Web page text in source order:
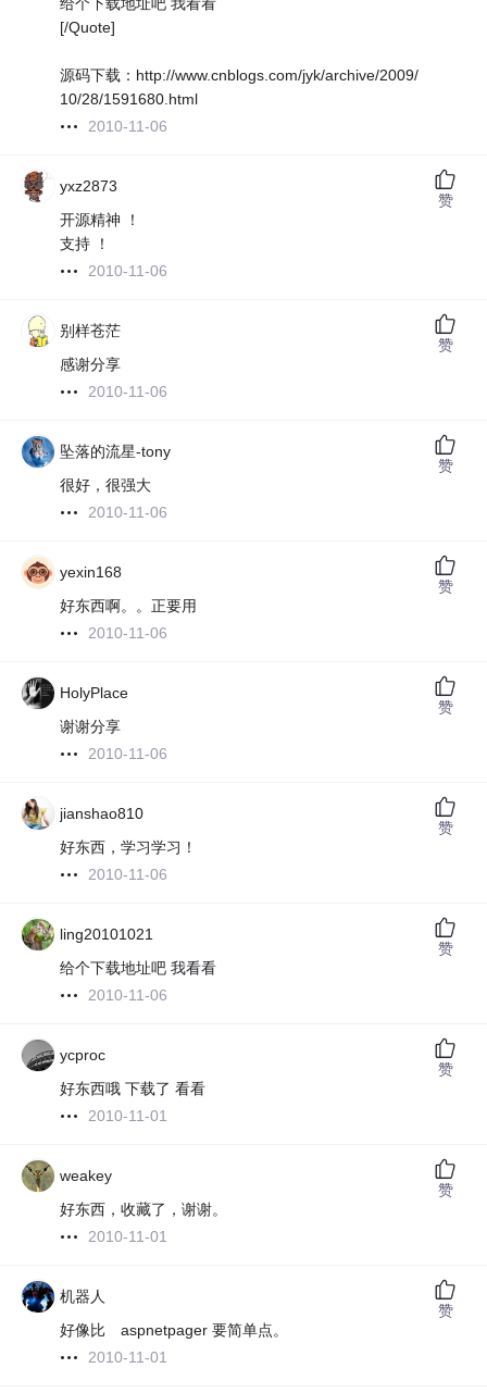
给个下载地址吧 我看看
[/Quote]
源码下载：http://www.cnblogs.com/jyk/archive/2009/
10/28/1591680.html
2010-11-06
yxz2873
开源精神 ！
支持 ！
2010-11-06
赞
别样苍茫
感谢分享
2010-11-06
赞
坠落的流星-tony
很好，很强大
2010-11-06
赞
yexin168
好东西啊。。正要用
2010-11-06
赞
HolyPlace
谢谢分享
2010-11-06
赞
jianshao810
好东西，学习学习！
2010-11-06
赞
ling20101021
给个下载地址吧 我看看
2010-11-06
赞
ycproc
好东西哦 下载了 看看
2010-11-01
赞
weakey
好东西，收藏了，谢谢。
2010-11-01
赞
机器人
好像比 aspnetpager 要简单点。
2010-11-01
赞